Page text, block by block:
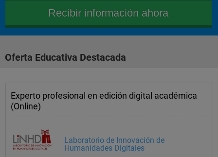
Oferta Educativa Destacada
Experto profesional en edición digital académica
(Online)
Laboratorio de Innovación de
Humanidades Digitales